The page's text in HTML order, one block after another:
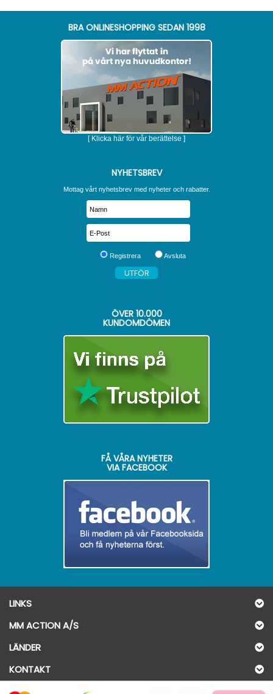
BRA ONLINESHOPPING SEDAN 1998
[ Klicka här för vår berättelse ]
NYHETSBREV
Mottag vårt nyhetsbrev med nyheter och rabatter.
Registrera Avsluta
ÖVER 10.000
KUNDOMDÖMEN
FÅ VÅRA NYHETER
VIA FACEBOOK
LINKS
MM ACTION A/S
LÄNDER
KONTAKT